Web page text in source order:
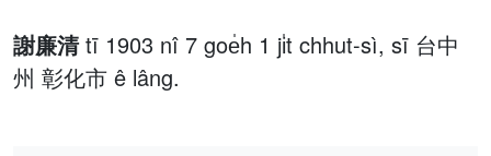
謝廉清tī 1903 nî 7 goe̍h 1 ji̍t chhut-sì, sī 台中
州 彰化市 ê lâng.